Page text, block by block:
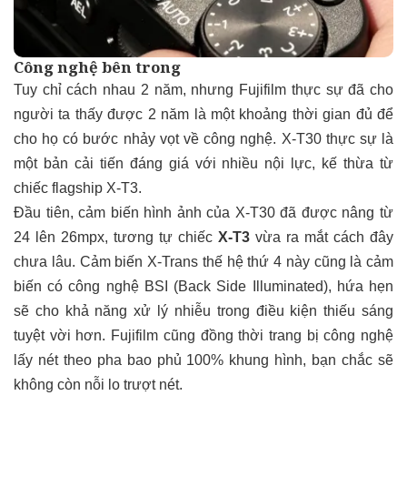
Công nghệ bên trong
Tuy chỉ cách nhau 2 năm, nhưng Fujifilm thực sự đã cho
người ta thấy được 2 năm là một khoảng thời gian đủ để
cho họ có bước nhảy vọt về công nghệ. X-T30 thực sự là
một bản cải tiến đáng giá với nhiều nội lực, kế thừa từ
chiếc flagship X-T3.
Đầu tiên, cảm biến hình ảnh của X-T30 đã được nâng từ
24 lên 26mpx, tương tự chiếc X-T3 vừa ra mắt cách đây
chưa lâu. Cảm biến X-Trans thế hệ thứ 4 này cũng là cảm
biến có công nghệ BSI (Back Side Illuminated), hứa hẹn
sẽ cho khả năng xử lý nhiễu trong điều kiện thiếu sáng
tuyệt vời hơn. Fujifilm cũng đồng thời trang bị công nghệ
lấy nét theo pha bao phủ 100% khung hình, bạn chắc sẽ
không còn nỗi lo trượt nét.